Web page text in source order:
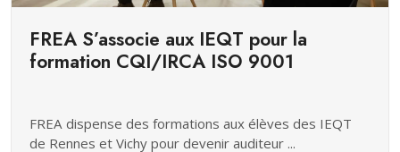
FREA S’associe aux IEQT pour la
formation CQI/IRCA ISO 9001
FREA dispense des formations aux élèves des IEQT
de Rennes et Vichy pour devenir auditeur ...